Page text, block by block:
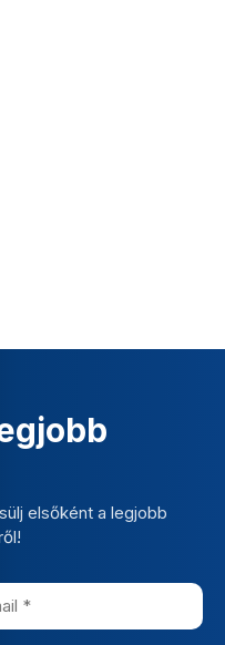
elsőként a legjobb